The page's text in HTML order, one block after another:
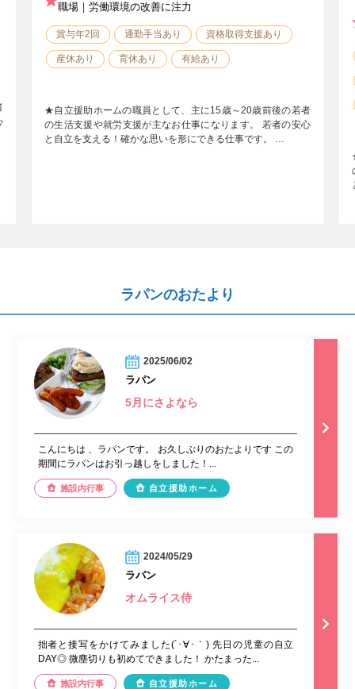
職場｜労働環境の改善に注力
賞与年2回 通勤手当あり 資格取得支援あり
産休あり 育休あり 有給あり
★自立援助ホームの職員として、主に15歳～20歳前後の若者
の生活支援や就労支援が主なお仕事になります。 若者の安心
と自立を支える！確かな思いを形にできる仕事です。 …
ラパンのおたより
2025/06/02
ラパン
5月にさよなら
こんにちは 、ラパンです。 お久しぶりのおたよりです この
期間にラパンはお引っ越しをしました！...
施設内行事 自立援助ホーム
2024/05/29
ラパン
オムライス侍
拙者と接写をかけてみました(´･∀･｀) 先日の児童の自立
DAY◎ 微塵切りも初めてできました！ かたまった...
施設内行事 自立援助ホーム